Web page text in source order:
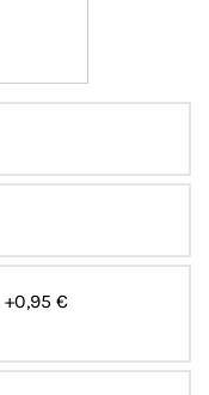
+0,95 €